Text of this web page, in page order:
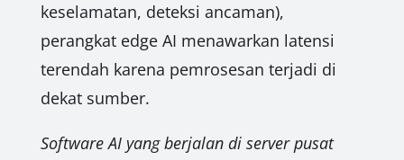
keselamatan, deteksi ancaman),
perangkat edge AI menawarkan latensi
terendah karena pemrosesan terjadi di
dekat sumber.
Software AI yang berjalan di server pusat